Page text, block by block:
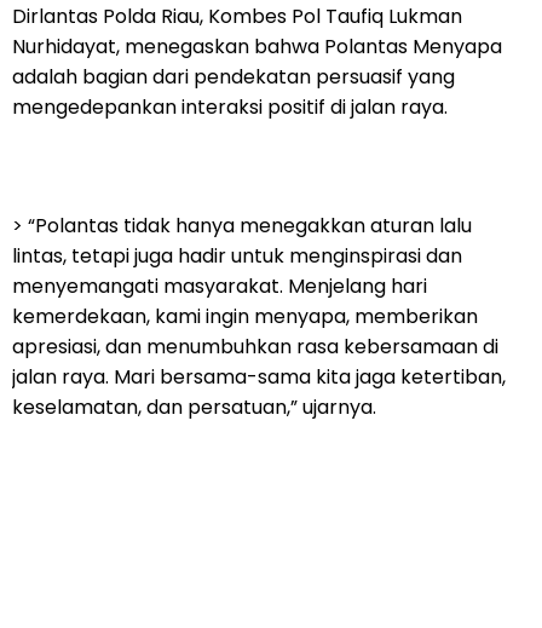
Dirlantas Polda Riau, Kombes Pol Taufiq Lukman
Nurhidayat, menegaskan bahwa Polantas Menyapa
adalah bagian dari pendekatan persuasif yang
mengedepankan interaksi positif di jalan raya.
> “Polantas tidak hanya menegakkan aturan lalu
lintas, tetapi juga hadir untuk menginspirasi dan
menyemangati masyarakat. Menjelang hari
kemerdekaan, kami ingin menyapa, memberikan
apresiasi, dan menumbuhkan rasa kebersamaan di
jalan raya. Mari bersama-sama kita jaga ketertiban,
keselamatan, dan persatuan,” ujarnya.